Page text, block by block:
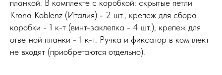
планкой. В комплекте с коробкой: скрытые петли
Krona Koblenz (Италия) - 2 шт., крепеж для сбора
коробки - 1 к-т (винт-заклепка - 4 шт.), крепеж для
ответной планки - 1 к-т. Ручка и фиксатор в комплект
не входят (приобретаются отдельно).